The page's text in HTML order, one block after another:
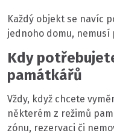
Každý objekt se navíc
jednoho domu, nemusí
Kdy
památkářů
Vždy, když chcete
některém z režimů
zónu, rezervaci či